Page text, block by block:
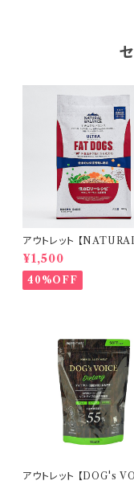
アウトレット 【
ANCE】オリジナルウルト
犬用 チキン&サーモン 低
ー 800g
¥1,500
40%OFF
アウトレット 【DOG's